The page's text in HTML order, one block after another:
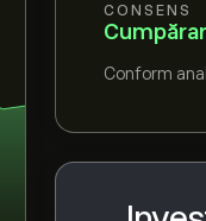
CONSENS
Conform